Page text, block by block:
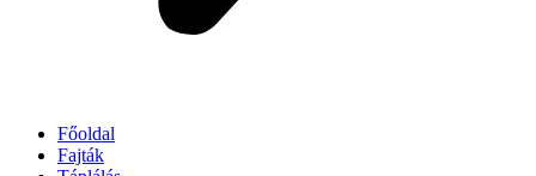
Főoldal
Fajták